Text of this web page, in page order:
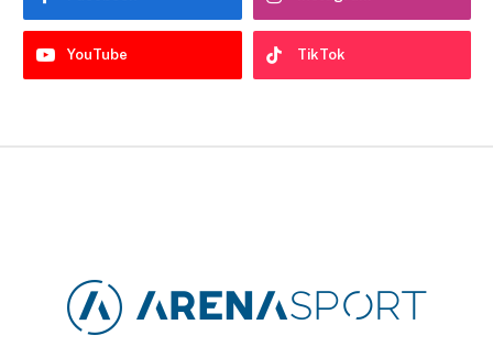
YouTube TikTok